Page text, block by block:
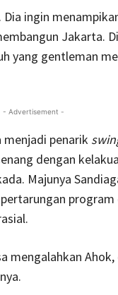
ingin
Jakarta.
yang gentleman
- Advertisement -
menjadi penarik
dengan
Majunya
program
mengalahkan